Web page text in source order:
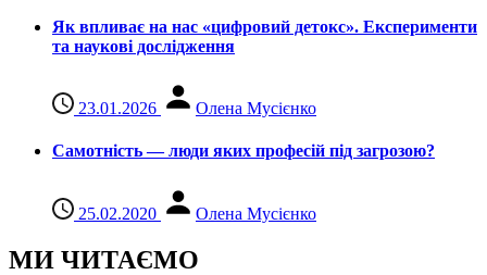
Як впливає на нас «цифровий детокс». Експерименти
та наукові дослідження
23.01.2026 Олена Мусієнко
Самотність — люди яких професій під загрозою?
25.02.2020 Олена Мусієнко
МИ ЧИТАЄМО